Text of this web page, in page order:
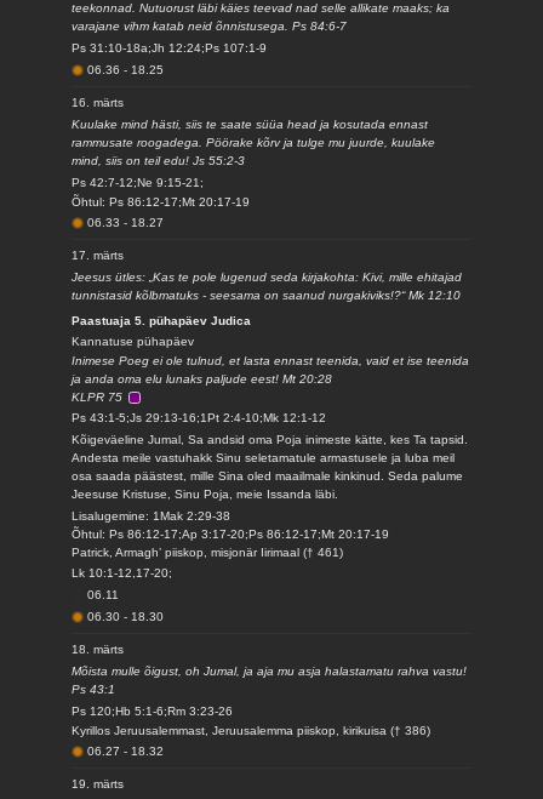
teekonnad. Nutuorust läbi käies teevad nad selle allikate maaks; ka
varajane vihm katab neid õnnistusega. Ps 84:6-7
Ps 31:10-18a;Jh 12:24;Ps 107:1-9
06.36- 18.25
16. märts
Kuulake mind hästi, siis te saate süüa head ja kosutada ennast
rammusate roogadega. Pöörake kõrv ja tulge mu juurde, kuulake
mind, siis on teil edu! Js 55:2-3
Ps 42:7-12;Ne 9:15-21;
Õhtul: Ps 86:12-17;Mt 20:17-19
06.33- 18.27
17. märts
Jeesus ütles: „Kas te pole lugenud seda kirjakohta: Kivi, mille ehitajad
tunnistasid kõlbmatuks - seesama on saanud nurgakiviks!?“ Mk 12:10
Paastuaja 5. pühapäev Judica
Kannatuse pühapäev
Inimese Poeg ei ole tulnud, et lasta ennast teenida, vaid et ise teenida
ja anda oma elu lunaks paljude eest! Mt 20:28
KLPR 75
Ps 43:1-5;Js 29:13-16;1Pt 2:4-10;Mk 12:1-12
Kõigeväeline Jumal, Sa andsid oma Poja inimeste kätte, kes Ta tapsid.
Andesta meile vastuhakk Sinu seletamatule armastusele ja luba meil
osa saada päästest, mille Sina oled maailmale kinkinud. Seda palume
Jeesuse Kristuse, Sinu Poja, meie Issanda läbi.
Lisalugemine: 1Mak 2:29-38
Õhtul: Ps 86:12-17;Ap 3:17-20;Ps 86:12-17;Mt 20:17-19
Patrick, Armagh’ piiskop, misjonär Iirimaal († 461)
Lk 10:1-12,17-20;
06.11
06.30- 18.30
18. märts
Mõista mulle õigust, oh Jumal, ja aja mu asja halastamatu rahva vastu!
Ps 43:1
Ps 120;Hb 5:1-6;Rm 3:23-26
Kyrillos Jeruusalemmast, Jeruusalemma piiskop, kirikuisa († 386)
06.27- 18.32
19. märts